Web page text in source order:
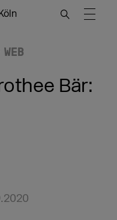
Bär: